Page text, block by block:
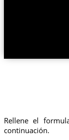
Rellene el
continuación.